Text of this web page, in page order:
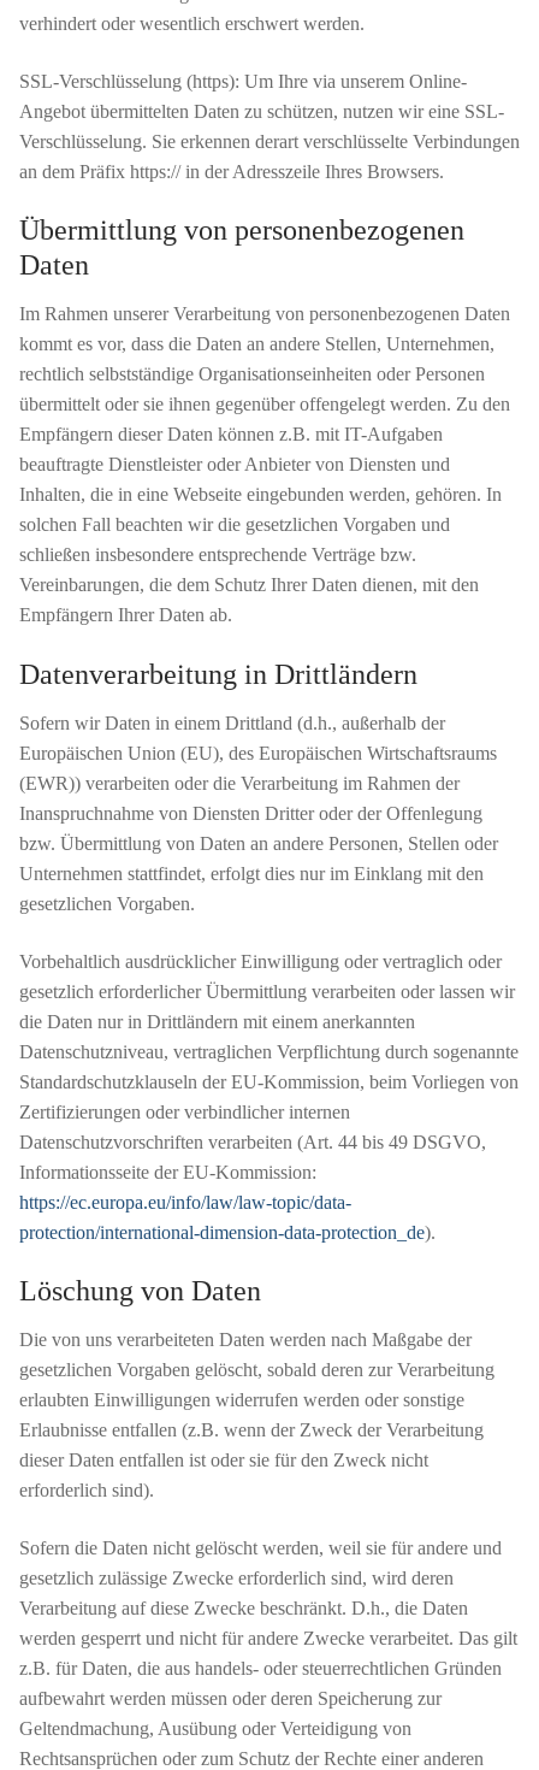
verhindert oder wesentlich erschwert werden.
SSL-Verschlüsselung (https): Um Ihre via unserem Online-
Angebot übermittelten Daten zu schützen, nutzen wir eine SSL-
Verschlüsselung. Sie erkennen derart verschlüsselte Verbindungen
an dem Präfix https:// in der Adresszeile Ihres Browsers.
Übermittlung von personenbezogenen
Daten
Im Rahmen unserer Verarbeitung von personenbezogenen Daten
kommt es vor, dass die Daten an andere Stellen, Unternehmen,
rechtlich selbstständige Organisationseinheiten oder Personen
übermittelt oder sie ihnen gegenüber offengelegt werden. Zu den
Empfängern dieser Daten können z.B. mit IT-Aufgaben
beauftragte Dienstleister oder Anbieter von Diensten und
Inhalten, die in eine Webseite eingebunden werden, gehören. In
solchen Fall beachten wir die gesetzlichen Vorgaben und
schließen insbesondere entsprechende Verträge bzw.
Vereinbarungen, die dem Schutz Ihrer Daten dienen, mit den
Empfängern Ihrer Daten ab.
Datenverarbeitung in Drittländern
Sofern wir Daten in einem Drittland (d.h., außerhalb der
Europäischen Union (EU), des Europäischen Wirtschaftsraums
(EWR)) verarbeiten oder die Verarbeitung im Rahmen der
Inanspruchnahme von Diensten Dritter oder der Offenlegung
bzw. Übermittlung von Daten an andere Personen, Stellen oder
Unternehmen stattfindet, erfolgt dies nur im Einklang mit den
gesetzlichen Vorgaben.
Vorbehaltlich ausdrücklicher Einwilligung oder vertraglich oder
gesetzlich erforderlicher Übermittlung verarbeiten oder lassen wir
die Daten nur in Drittländern mit einem anerkannten
Datenschutzniveau, vertraglichen Verpflichtung durch sogenannte
Standardschutzklauseln der EU-Kommission, beim Vorliegen von
Zertifizierungen oder verbindlicher internen
Datenschutzvorschriften verarbeiten (Art. 44 bis 49 DSGVO,
Informationsseite der EU-Kommission:
https://ec.europa.eu/info/law/law-topic/data-
protection/international-dimension-data-protection_de).
Löschung von Daten
Die von uns verarbeiteten Daten werden nach Maßgabe der
gesetzlichen Vorgaben gelöscht, sobald deren zur Verarbeitung
erlaubten Einwilligungen widerrufen werden oder sonstige
Erlaubnisse entfallen (z.B. wenn der Zweck der Verarbeitung
dieser Daten entfallen ist oder sie für den Zweck nicht
erforderlich sind).
Sofern die Daten nicht gelöscht werden, weil sie für andere und
gesetzlich zulässige Zwecke erforderlich sind, wird deren
Verarbeitung auf diese Zwecke beschränkt. D.h., die Daten
werden gesperrt und nicht für andere Zwecke verarbeitet. Das gilt
z.B. für Daten, die aus handels- oder steuerrechtlichen Gründen
aufbewahrt werden müssen oder deren Speicherung zur
Geltendmachung, Ausübung oder Verteidigung von
Rechtsansprüchen oder zum Schutz der Rechte einer anderen